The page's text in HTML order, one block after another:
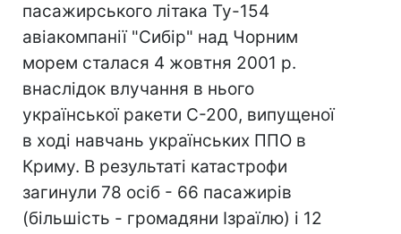
пасажирського літака Ту-154
авіакомпанії "Сибір" над Чорним
морем сталася 4 жовтня 2001 р.
внаслідок влучання в нього
української ракети С-200, випущеної
в ході навчань українських ППО в
Криму. В результаті катастрофи
загинули 78 осіб - 66 пасажирів
(більшість - громадяни Ізраїлю) і 12